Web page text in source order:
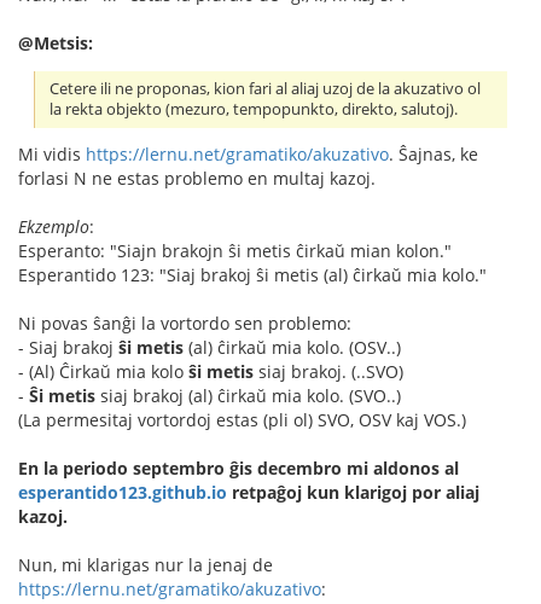
@Metsis:
Cetere ili ne proponas, kion fari al aliaj uzoj de la akuzativo ol
la rekta objekto (mezuro, tempopunkto, direkto, salutoj).
Mi vidis https://lernu.net/gramatiko/akuzativo. Ŝajnas, ke
forlasi N ne estas problemo en multaj kazoj.
Ekzemplo:
Esperanto: "Siajn brakojn ŝi metis ĉirkaŭ mian kolon."
Esperantido 123: "Siaj brakoj ŝi metis (al) ĉirkaŭ mia kolo."
Ni povas ŝanĝi la vortordo sen problemo:
- Siaj brakoj ŝi metis (al) ĉirkaŭ mia kolo. (OSV..)
- (Al) Ĉirkaŭ mia kolo ŝi metis siaj brakoj. (..SVO)
- Ŝi metis siaj brakoj (al) ĉirkaŭ mia kolo. (SVO..)
(La permesitaj vortordoj estas (pli ol) SVO, OSV kaj VOS.)
En la periodo septembro ĝis decembro mi aldonos al
esperantido123.github.io retpaĝoj kun klarigoj por aliaj
kazoj.
Nun, mi klarigas nur la jenaj de
https://lernu.net/gramatiko/akuzativo: